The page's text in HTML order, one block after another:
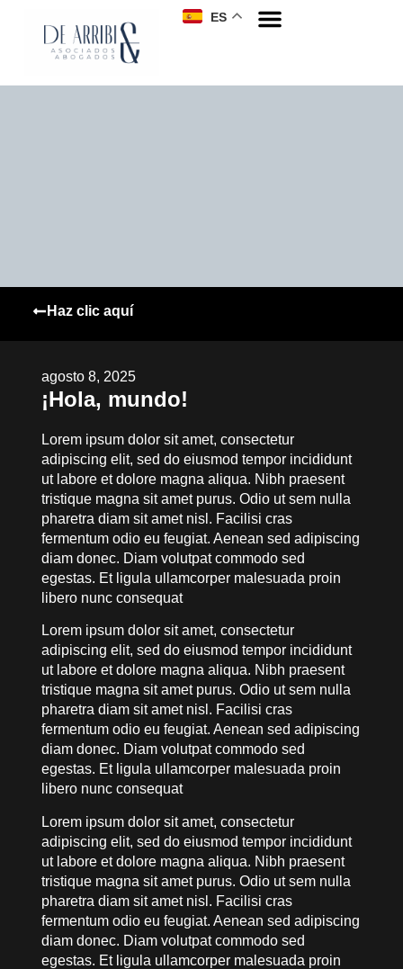
ES
Haz clic aquí
agosto 8, 2025
¡Hola, mundo!
Lorem ipsum dolor sit amet, consectetur
adipiscing elit, sed do eiusmod tempor incididunt
ut labore et dolore magna aliqua. Nibh praesent
tristique magna sit amet purus. Odio ut sem nulla
pharetra diam sit amet nisl. Facilisi cras
fermentum odio eu feugiat. Aenean sed adipiscing
diam donec. Diam volutpat commodo sed
egestas. Et ligula ullamcorper malesuada proin
libero nunc consequat
Lorem ipsum dolor sit amet, consectetur
adipiscing elit, sed do eiusmod tempor incididunt
ut labore et dolore magna aliqua. Nibh praesent
tristique magna sit amet purus. Odio ut sem nulla
pharetra diam sit amet nisl. Facilisi cras
fermentum odio eu feugiat. Aenean sed adipiscing
diam donec. Diam volutpat commodo sed
egestas. Et ligula ullamcorper malesuada proin
libero nunc consequat
Lorem ipsum dolor sit amet, consectetur
adipiscing elit, sed do eiusmod tempor incididunt
ut labore et dolore magna aliqua. Nibh praesent
tristique magna sit amet purus. Odio ut sem nulla
pharetra diam sit amet nisl. Facilisi cras
fermentum odio eu feugiat. Aenean sed adipiscing
diam donec. Diam volutpat commodo sed
egestas. Et ligula ullamcorper malesuada proin